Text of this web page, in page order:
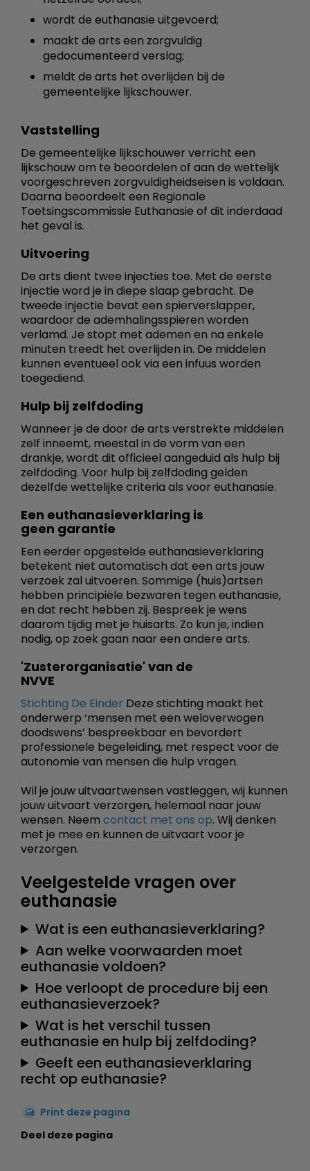
wordt de euthanasie uitgevoerd;
maakt de arts een zorgvuldig
gedocumenteerd verslag;
meldt de arts het overlijden bij de
gemeentelijke lijkschouwer.
Vaststelling
De gemeentelijke lijkschouwer verricht een
lijkschouw om te beoordelen of aan de wettelijk
voorgeschreven zorgvuldigheidseisen is voldaan.
Daarna beoordeelt een Regionale
Toetsingscommissie Euthanasie of dit inderdaad
het geval is.
Uitvoering
De arts dient twee injecties toe. Met de eerste
injectie word je in diepe slaap gebracht. De
tweede injectie bevat een spierverslapper,
waardoor de ademhalingsspieren worden
verlamd. Je stopt met ademen en na enkele
minuten treedt het overlijden in. De middelen
kunnen eventueel ook via een infuus worden
toegediend.
Hulp bij zelfdoding
Wanneer je de door de arts verstrekte middelen
zelf inneemt, meestal in de vorm van een
drankje, wordt dit officieel aangeduid als hulp bij
zelfdoding. Voor hulp bij zelfdoding gelden
dezelfde wettelijke criteria als voor euthanasie.
Een euthanasieverklaring is
geen garantie
Een eerder opgestelde euthanasieverklaring
betekent niet automatisch dat een arts jouw
verzoek zal uitvoeren. Sommige (huis)artsen
hebben principiële bezwaren tegen euthanasie,
en dat recht hebben zij. Bespreek je wens
daarom tijdig met je huisarts. Zo kun je, indien
nodig, op zoek gaan naar een andere arts.
'Zusterorganisatie' van de
NVVE
Stichting De Einder Deze stichting maakt het
onderwerp ‘mensen met een weloverwogen
doodswens’ bespreekbaar en bevordert
professionele begeleiding, met respect voor de
autonomie van mensen die hulp vragen.
Wil je jouw uitvaartwensen vastleggen, wij kunnen
jouw uitvaart verzorgen, helemaal naar jouw
wensen. Neem contact met ons op. Wij denken
met je mee en kunnen de uitvaart voor je
verzorgen.
Veelgestelde vragen over
euthanasie
Wat is een euthanasieverklaring?
Aan welke voorwaarden moet
euthanasie voldoen?
Hoe verloopt de procedure bij een
euthanasieverzoek?
Wat is het verschil tussen
euthanasie en hulp bij zelfdoding?
Geeft een euthanasieverklaring
recht op euthanasie?
Print deze pagina
Deel deze pagina